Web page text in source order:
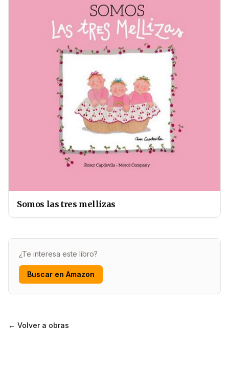
Somos las tres mellizas
¿Te interesa este libro?
Buscar en Amazon
← Volver a obras